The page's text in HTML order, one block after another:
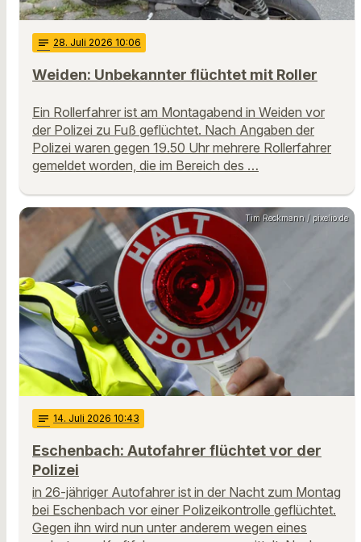
notes 28. Juli 2026 10:06
Weiden: Unbekannter flüchtet mit Roller
Ein Rollerfahrer ist am Montagabend in Weiden vor
der Polizei zu Fuß geflüchtet. Nach Angaben der
Polizei waren gegen 19.50 Uhr mehrere Rollerfahrer
gemeldet worden, die im Bereich des …
Tim Reckmann / pixelio.de
notes 14. Juli 2026 10:43
Eschenbach: Autofahrer flüchtet vor der
Polizei
in 26-jähriger Autofahrer ist in der Nacht zum Montag
bei Eschenbach vor einer Polizeikontrolle geflüchtet.
Gegen ihn wird nun unter anderem wegen eines